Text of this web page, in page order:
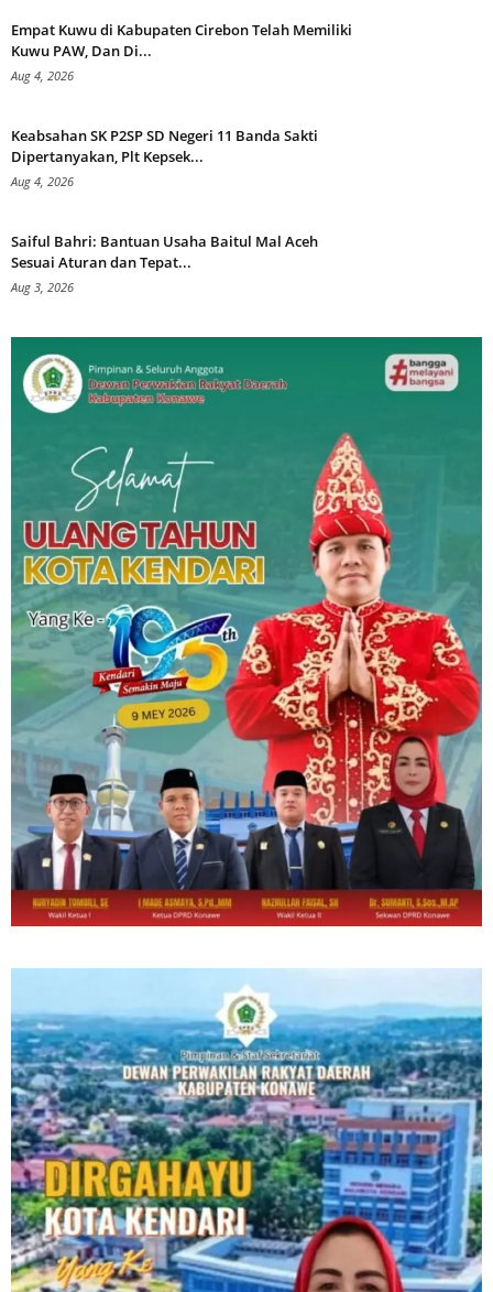
Empat Kuwu di Kabupaten Cirebon Telah Memiliki
Kuwu PAW, Dan Di...
Aug 4, 2026
Keabsahan SK P2SP SD Negeri 11 Banda Sakti
Dipertanyakan, Plt Kepsek...
Aug 4, 2026
Saiful Bahri: Bantuan Usaha Baitul Mal Aceh
Sesuai Aturan dan Tepat...
Aug 3, 2026